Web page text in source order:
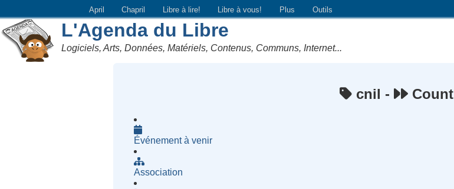
April Chapril Libre à lire! Libre à vous! Plus Outils
L'Agenda du Libre
Logiciels, Arts, Données, Matériels, Contenus, Communs, Internet...
cnil - Count
Événement à venir
Association